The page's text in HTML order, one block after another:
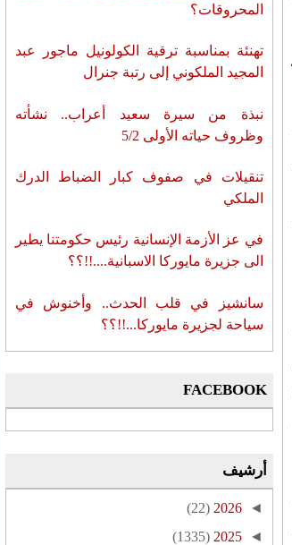
المحروقات؟
تهنئة بمناسبة ترقية الكولونيل ماجور عبد
المجيد الملكوني إلى رتبة جنرال
نبذة من سيرة سعيد أعراب.. نشأته
وظروف حياته الأولى 5/2
تنقيلات في صفوف كبار الضباط الدرك
الملكي
في عز الأزمة الإنسانية رئيس حكومتنا يطير
الى جزيرة مايوركا الاسبانية....!!؟؟
سانشيز في قلب الحدث.. وأخنوش في
سياحة لجزيرة مايوركا...!!؟؟
FACEBOOK
أرشيف
◄
2026
(22)
◄
2025
(1335)